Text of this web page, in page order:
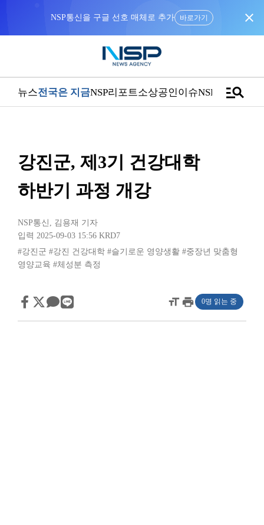
NSP통신을 구글 선호 매체로 추가 바로가기 close
뉴스전국은 지금NSP리포트소상공인이슈NSPTVmanage_search
강진군, 제3기 건강대학
하반기 과정 개강
NSP통신 , 김용재 기자
입력 2025-09-03 15:56 KRD7
#강진군 #강진 건강대학 #슬기로운 영양생활 #중장년 맞춤형
영양교육 #체성분 측정
format_sizeprint 0명 읽는 중